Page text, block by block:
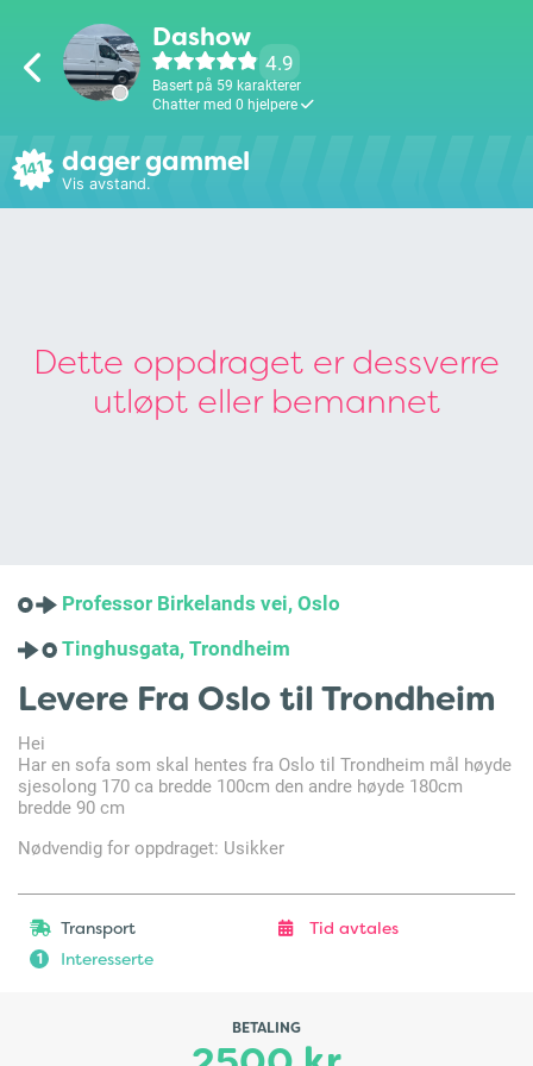
Dashow
4.9
Basert på 59 karakterer
Chatter med 0 hjelpere
141 dager gammel
Vis avstand.
Dette oppdraget er dessverre
utløpt eller bemannet
Professor Birkelands vei, Oslo
Tinghusgata, Trondheim
Levere Fra Oslo til Trondheim
Hei
Har en sofa som skal hentes fra Oslo til Trondheim mål høyde
sjesolong 170 ca bredde 100cm den andre høyde 180cm
bredde 90 cm
Nødvendig for oppdraget: Usikker
Transport Tid avtales
1 Interesserte
BETALING